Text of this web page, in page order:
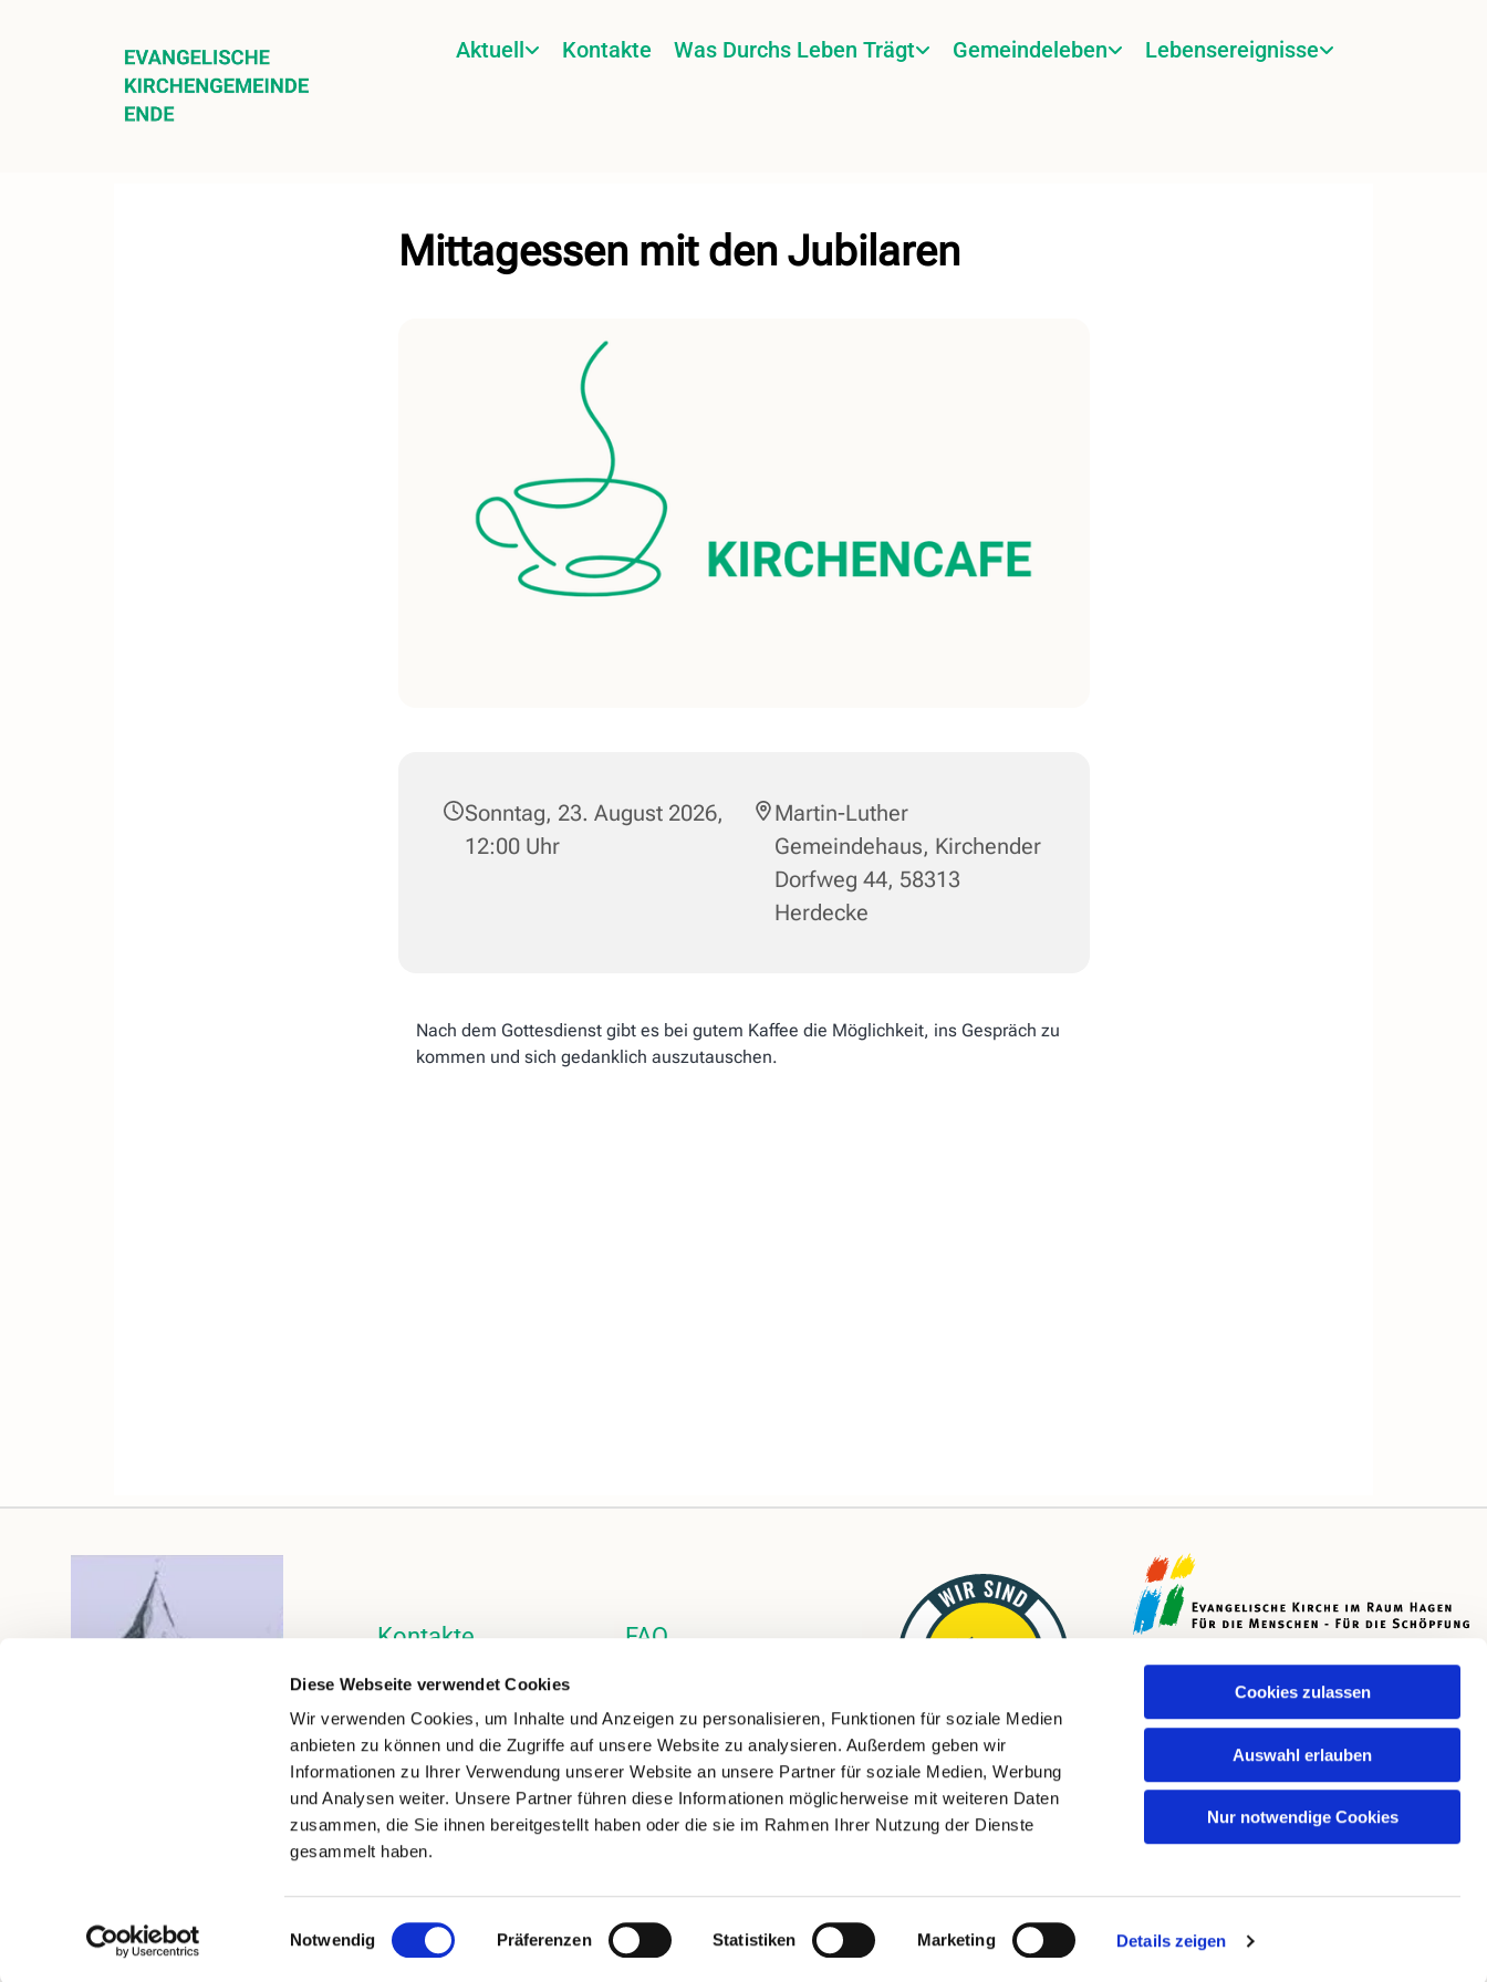
Diese Webseite verwendet Cookies
Wir verwenden Cookies, um Inhalte und Anzeigen zu personalisieren, Funktionen für soziale Medien
anbieten zu können und die Zugriffe auf unsere Website zu analysieren. Außerdem geben wir
Informationen zu Ihrer Verwendung unserer Website an unsere Partner für soziale Medien, Werbung
und Analysen weiter. Unsere Partner führen diese Informationen möglicherweise mit weiteren Daten
zusammen, die Sie ihnen bereitgestellt haben oder die sie im Rahmen Ihrer Nutzung der Dienste
gesammelt haben.
Einwilligungsauswahl
Notwendig Präferenzen Statistiken Marketing Details zeigen
Cookies zulassen
Auswahl erlauben
Nur notwendige Cookies
Aktuell Kontakte Was Durchs Leben Trägt Gemeindeleben Lebensereignisse
Mittagessen mit den Jubilaren
Sonntag, 23. August 2026,
12:00 Uhr
Martin-Luther
Gemeindehaus, Kirchender
Dorfweg 44, 58313
Herdecke
Nach dem Gottesdienst gibt es bei gutem Kaffee die Möglichkeit, ins Gespräch zu
kommen und sich gedanklich auszutauschen.
Kontakte
Kalender
Instagram
FAQ
Download